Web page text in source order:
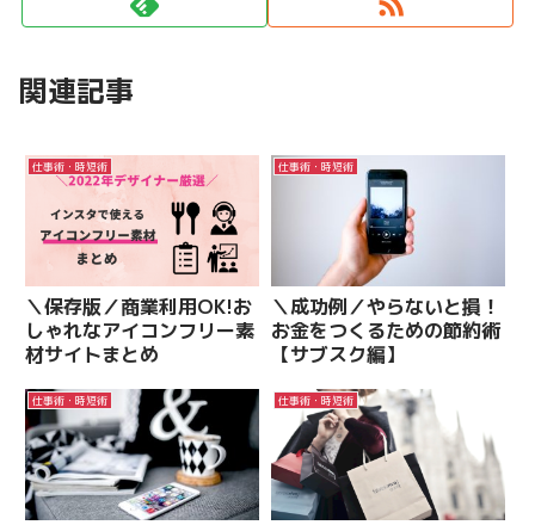
関連記事
仕事術・時短術
＼保存版／商業利用OK!お
しゃれなアイコンフリー素
材サイトまとめ
仕事術・時短術
＼成功例／やらないと損！
お金をつくるための節約術
【サブスク編】
仕事術・時短術 仕事術・時短術